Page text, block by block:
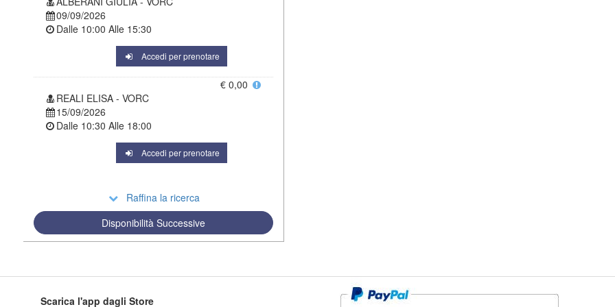
09/09/2026
Dalle 10:00 Alle 15:30
Accedi per prenotare
€ 0,00
REALI ELISA - VORC
15/09/2026
Dalle 10:30 Alle 18:00
Accedi per prenotare
Raffina la ricerca
Disponibilità Successive
Scarica l'app dagli Store